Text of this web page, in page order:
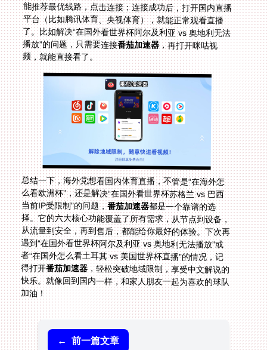
播放”的问题，只需要连接番茄加速器，再打开咪咕视
频，就能直接看了。
总结一下，海外党想看国内体育直播，不管是“在海外怎
么看欧洲杯”，还是解决“在国外看世界杯苏格兰 vs 巴西
当前IP受限制”的问题，番茄加速器都是一个靠谱的选
择。它的六大核心功能覆盖了所有需求，从节点到设备，
从流量到安全，再到售后，都能给你最好的体验。下次再
遇到“在国外看世界杯阿尔及利亚 vs 奥地利无法播放”或
者“在国外怎么看土耳其 vs 美国世界杯直播”的情况，记
得打开番茄加速器，轻松突破地域限制，享受中文解说的
快乐。就像回到国内一样，和家人朋友一起为喜欢的球队
加油！
← 前一篇文章